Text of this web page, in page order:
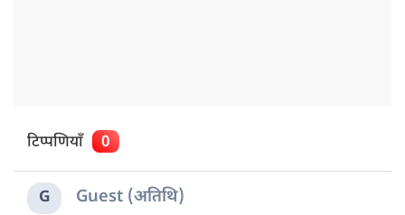
टिप्पणियाँ 0
G Guest (अतिथि)